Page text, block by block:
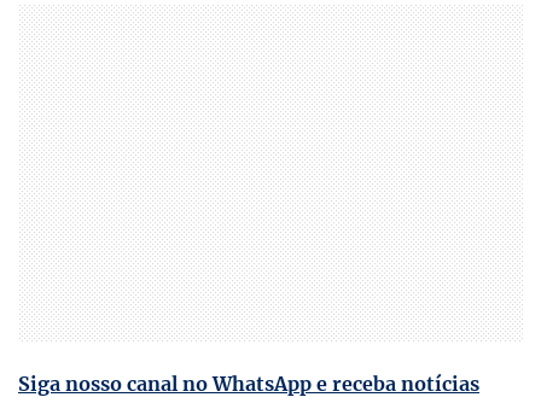
Siga nosso canal no WhatsApp e receba notícias